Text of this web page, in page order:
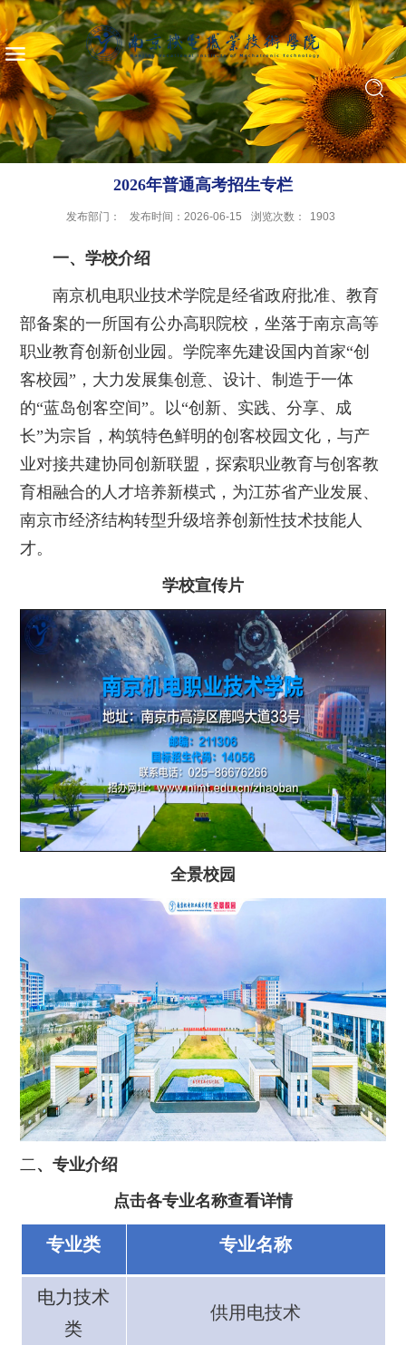
2026年普通高考招生专栏
发布部门： 发布时间：2026-06-15 浏览次数： 1903
一、学校介绍
南京机电职业技术学院是经省政府批准、教育
部备案的一所国有公办高职院校，坐落于南京高等
职业教育创新创业园。学院率先建设国内首家“创
客校园”，大力发展集创意、设计、制造于一体
的“蓝岛创客空间”。以“创新、实践、分享、成
长”为宗旨，构筑特色鲜明的创客校园文化，与产
业对接共建协同创新联盟，探索职业教育与创客教
育相融合的人才培养新模式，为江苏省产业发展、
南京市经济结构转型升级培养创新性技术技能人
才。
学校宣传片
全景校园
二 、专业介绍
点击各专业名称查看详情
专业类 专业名称
电力技术
类
供用电技术